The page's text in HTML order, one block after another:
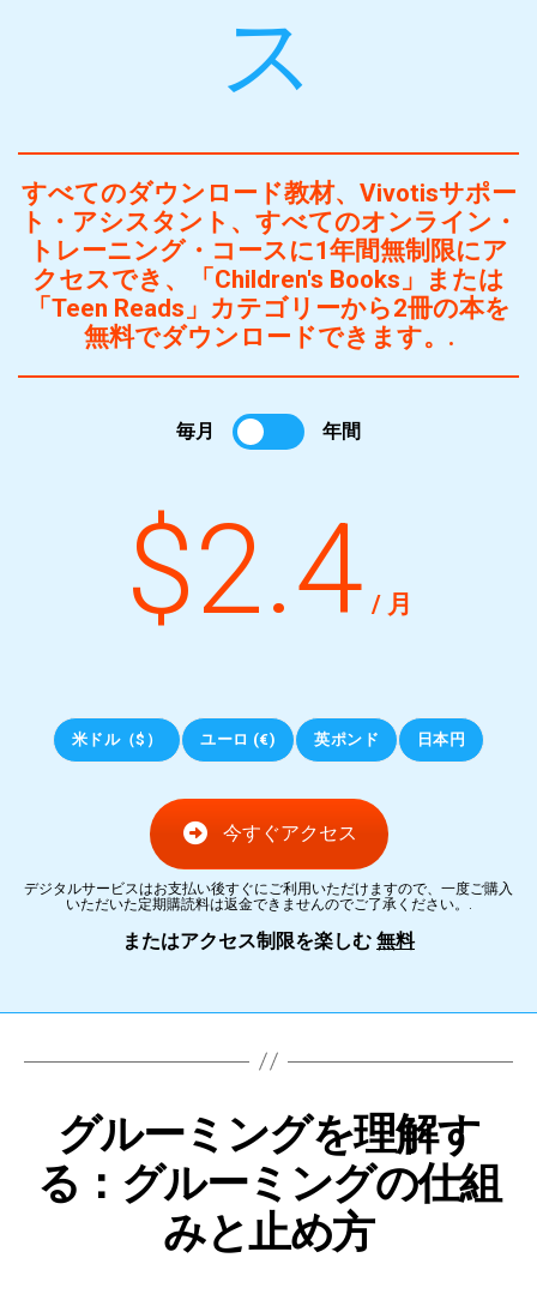
ス
すべてのダウンロード教材、Vivotisサポー
ト・アシスタント、すべてのオンライン・
トレーニング・コースに1年間無制限にア
クセスでき、「Children's Books」または
「Teen Reads」カテゴリーから2冊の本を
無料でダウンロードできます。.
毎月 年間
$2.4 / 月
米ドル（$） ユーロ (€) 英ポンド 日本円
今すぐアクセス
デジタルサービスはお支払い後すぐにご利用いただけますので、一度ご購入
いただいた定期購読料は返金できませんのでご了承ください。.
またはアクセス制限を楽しむ 無料
グルーミングを理解す
る：グルーミングの仕組
みと止め方